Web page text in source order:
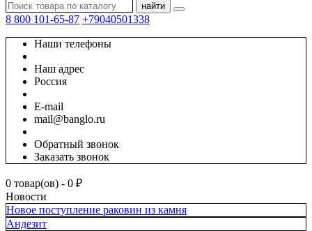
найти
8 800 101-65-87 +79040501338
Наши телефоны
Наш адрес
Россия
E-mail
mail@banglo.ru
Обратный звонок
Заказать звонок
0 товар(ов) - 0 ₽
Новости
Новое поступление раковин из камня
Андезит